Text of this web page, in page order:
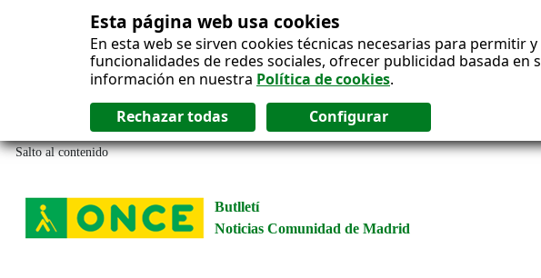
Esta página web usa cookies
En esta web se sirven cookies técnicas necesarias para
funcionalidades de redes sociales, ofrecer publicidad basada
información en nuestra Política de cookies.
Salto al contenido
Butlletí
Noticias Comunidad de Madrid